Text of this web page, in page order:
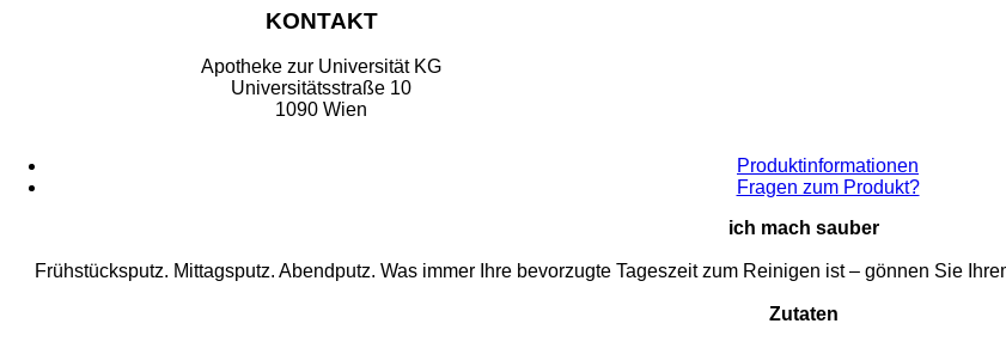
Produktinformationen
Fragen zum Produkt?
ich mach sauber
Frühstücksputz. Mittagsputz. Abendputz. Was immer Ihre bevorzugte Tageszeit zum Reinigen ist – gönnen Sie
Zutaten
KONTAKT
Apotheke zur Universität KG
Universitätsstraße 10
1090 Wien